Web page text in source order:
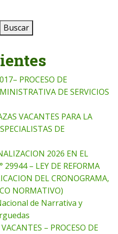
Buscar
PROCESO DE
DE SERVICIOS
VACANTES PARA LA
DE
2026 EN EL
29944 – LEY DE REFORMA
DEL CRONOGRAMA,
NORMATIVO)
de Narrativa y
– PROCESO DE